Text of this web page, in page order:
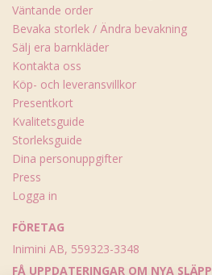
Väntande order
Bevaka storlek / Ändra bevakning
Sälj era barnkläder
Kontakta oss
Köp- och leveransvillkor
Presentkort
Kvalitetsguide
Storleksguide
Dina personuppgifter
Press
Logga in
FÖRETAG
Inimini AB, 559323-3348
FÅ UPPDATERINGAR OM NYA SLÄPP